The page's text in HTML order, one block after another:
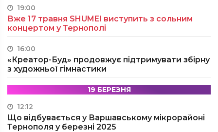
19:00
Вже 17 травня SHUMEI виступить з сольним
концертом у Тернополі
16:00
«Креатор-Буд» продовжує підтримувати збірну
з художньої гімнастики
19 БЕРЕЗНЯ
12:12
Що відбувається у Варшавському мікрорайоні
Тернополя у березні 2025